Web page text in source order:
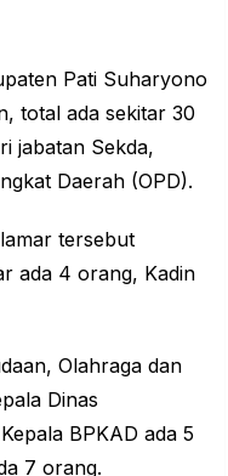
Pati Suharyono
total ada sekitar 30
jabatan Sekda,
Daerah (OPD).
tersebut
ada 4 orang, Kadin
Olahraga dan
Dinas
BPKAD ada 5
7 orang.